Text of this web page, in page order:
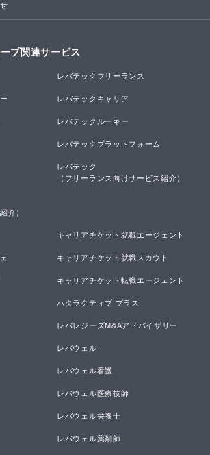
プ関連サービス
レバテックフリーランス
レバテックキャリア
レバテックルーキー
レバテックプラットフォーム
レバテック
（フリーランス向けサービス紹介）
介）
キャリアチケット就職エージェント
キャリアチケット就職スカウト
キャリアチケット転職エージェント
ハタラクティブ プラス
レバレジーズM&Aアドバイザリー
レバウェル
レバウェル看護
レバウェル医療技師
レバウェル栄養士
レバウェル薬剤師